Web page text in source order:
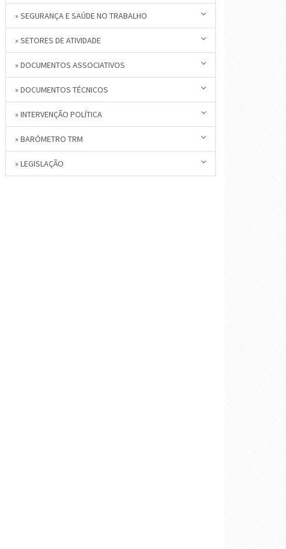
» SEGURANÇA E SAÚDE NO TRABALHO
» SETORES DE ATIVIDADE
» DOCUMENTOS ASSOCIATIVOS
» DOCUMENTOS TÉCNICOS
» INTERVENÇÃO POLÍTICA
» BARÓMETRO TRM
» LEGISLAÇÃO